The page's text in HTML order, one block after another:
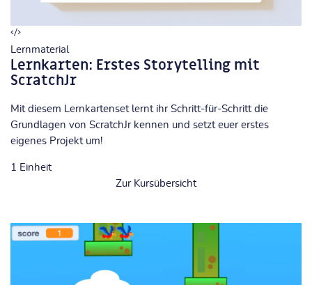
Lernmaterial
Lernkarten: Erstes Storytelling mit
ScratchJr
Mit diesem Lernkartenset lernt ihr Schritt-für-Schritt die
Grundlagen von ScratchJr kennen und setzt euer erstes
eigenes Projekt um!
1
Einheit
Zur Kursübersicht